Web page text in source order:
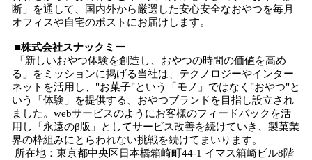
断」を通して、国内外から厳選した安心安全なおやつを毎月
オフィスや自宅のポストにお届けします。
■株式会社スナックミー
「新しいおやつ体験を創造し、おやつの時間の価値を高め
る」をミッションに掲げる当社は、テクノロジーやインター
ネットを活用し、"お菓子"という「モノ」ではなく"おやつ"と
いう「体験」を提供する、おやつブランドを目指し設立され
ました。webサービスのようにお客様のフィードバックを活
用し「永遠のβ版」としてサービス改善を続けていき、製菓業
界の枠組みにとらわれない挑戦を続けてまいります。
所在地：東京都中央区日本橋箱崎町44-1 イマス箱崎ビル8階